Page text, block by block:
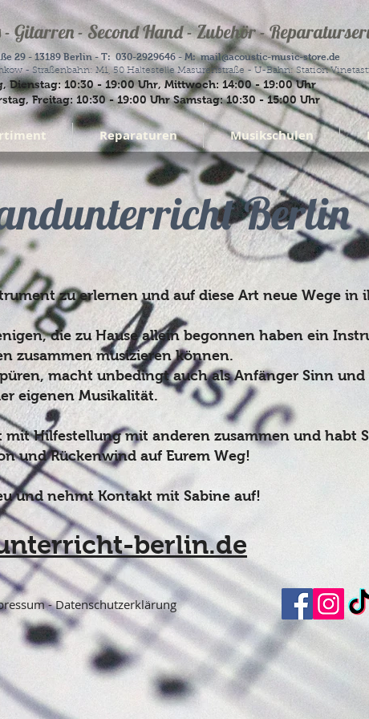
Gitarren - Second Hand - Zubehör -
29 - 13189 Berlin - T: 030-2929646 - M:mail@acoustic-music-store.de
- Straßenbahn: M1, 50 Haltestelle Masurenstraße - U-Bahn: Station
Dienstag: 10:30 - 19:00 Uhr, Mittwoch: 14:00 - 19:00 Uhr
Freitag: 10:30 - 19:00 Uhr Samstag: 10:30 - 15:00 Uhr
Reparaturen Musikschulen
Berlin
zu erlernen und auf diese Art neue Wege in
die zu Hause allein begonnen haben ein
zusammen musizieren können.
macht unbedingt auch als Anfänger Sinn und
eigenen Musikalität.
Hilfestellung mit anderen zusammen und habt
und Rückenwind auf Eurem Weg!
und nehmt Kontakt mit Sabine auf!
berlin.de
-Datenschutzerklärung